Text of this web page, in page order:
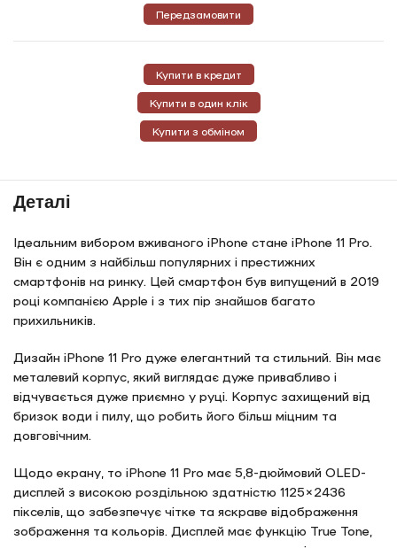
Передзамовити
Купити в кредит
Купити в один клік
Купити з обміном
Деталі
Ідеальним вибором вживаного iPhone стане iPhone 11 Pro.
Він є одним з найбільш популярних і престижних
смартфонів на ринку. Цей смартфон був випущений в 2019
році компанією Apple і з тих пір знайшов багато
прихильників.
Дизайн iPhone 11 Pro дуже елегантний та стильний. Він має
металевий корпус, який виглядає дуже привабливо і
відчувається дуже приємно у руці. Корпус захищений від
бризок води і пилу, що робить його більш міцним та
довговічним.
Щодо екрану, то iPhone 11 Pro має 5,8-дюймовий OLED-
дисплей з високою роздільною здатністю 1125×2436
пікселів, що забезпечує чітке та яскраве відображення
зображення та кольорів. Дисплей має функцію True Tone,